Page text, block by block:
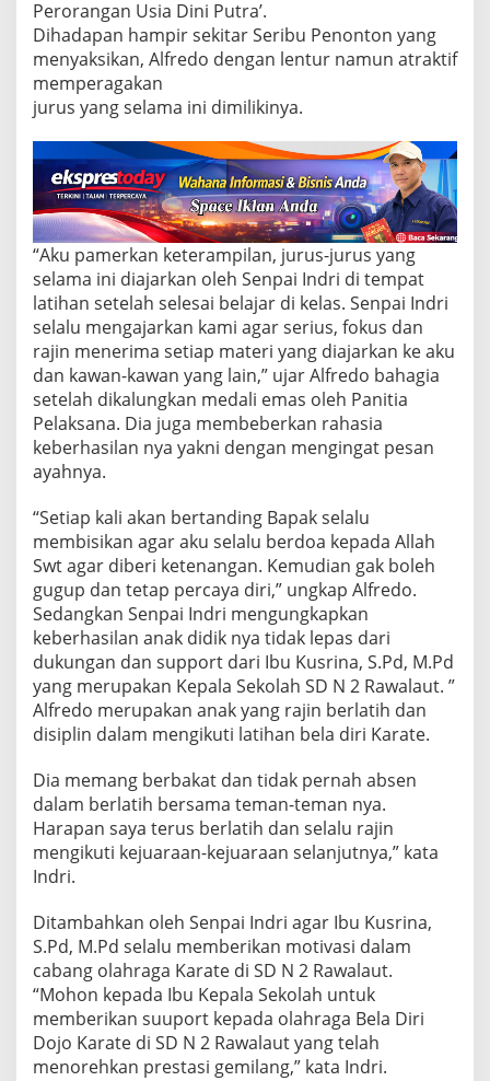
r
a
t
e
i
j
a
n
g
L
a
m
p
u
n
g
S
t
u
d
e
l
y
m
p
c
2
0
2
Perorangan Usia Dini Putra’.
Dihadapan hampir sekitar Seribu Penonton yang
menyaksikan, Alfredo dengan lentur namun atraktif
memperagakan
jurus yang selama ini dimilikinya.
“Aku pamerkan keterampilan, jurus-jurus yang
selama ini diajarkan oleh Senpai Indri di tempat
latihan setelah selesai belajar di kelas. Senpai Indri
selalu mengajarkan kami agar serius, fokus dan
rajin menerima setiap materi yang diajarkan ke aku
dan kawan-kawan yang lain,” ujar Alfredo bahagia
setelah dikalungkan medali emas oleh Panitia
Pelaksana. Dia juga membeberkan rahasia
keberhasilan nya yakni dengan mengingat pesan
ayahnya.
“Setiap kali akan bertanding Bapak selalu
membisikan agar aku selalu berdoa kepada Allah
Swt agar diberi ketenangan. Kemudian gak boleh
gugup dan tetap percaya diri,” ungkap Alfredo.
Sedangkan Senpai Indri mengungkapkan
keberhasilan anak didik nya tidak lepas dari
dukungan dan support dari Ibu Kusrina, S.Pd, M.Pd
yang merupakan Kepala Sekolah SD N 2 Rawalaut. ”
Alfredo merupakan anak yang rajin berlatih dan
disiplin dalam mengikuti latihan bela diri Karate.
Dia memang berbakat dan tidak pernah absen
dalam berlatih bersama teman-teman nya.
Harapan saya terus berlatih dan selalu rajin
mengikuti kejuaraan-kejuaraan selanjutnya,” kata
Indri.
Ditambahkan oleh Senpai Indri agar Ibu Kusrina,
S.Pd, M.Pd selalu memberikan motivasi dalam
cabang olahraga Karate di SD N 2 Rawalaut.
“Mohon kepada Ibu Kepala Sekolah untuk
memberikan suuport kepada olahraga Bela Diri
Dojo Karate di SD N 2 Rawalaut yang telah
menorehkan prestasi gemilang,” kata Indri.